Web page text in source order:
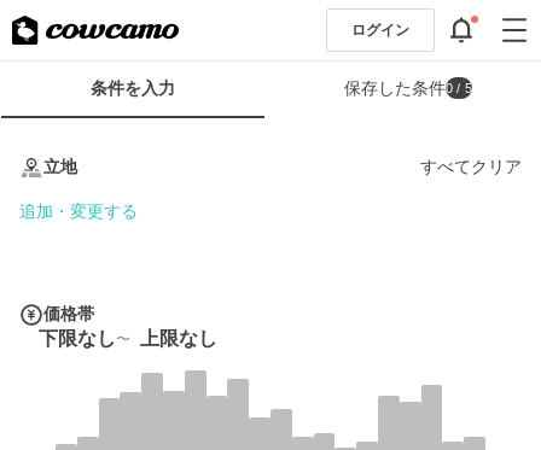
ログイン
条
条件を入力 保存した条件0 / 5
立地 すべてクリア
追加・変更する
価格帯
下限なし 上限なし